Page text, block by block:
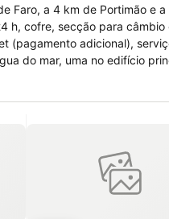
Faro, a 4 km de Portimão e
h, cofre, secção para câmbio
(pagamento adicional),
do mar, uma no edifício
2 pessoas) tem quarto,
com ar condicionado